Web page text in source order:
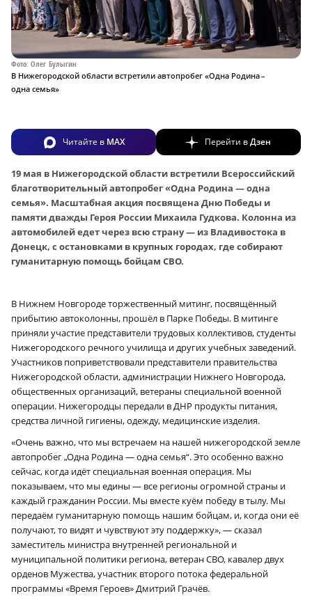
Фото: Олег Булыгин
В Нижегородской области встретили автопробег «Одна Родина –
одна семья»
Читайте в MAX Перейти вДзен
19 мая в Нижегородской области встретили Всероссийский
благотворительный автопробег «Одна Родина — одна
семья». Масштабная акция посвящена Дню Победы и
памяти дважды Героя России Михаила Гудкова. Колонна из
автомобилей едет через всю страну — из Владивостока в
Донецк, с остановками в крупных городах, где собирают
гуманитарную помощь бойцам СВО.
В Нижнем Новгороде торжественный митинг, посвящённый
прибытию автоколонны, прошёл в Парке Победы. В митинге
приняли участие представители трудовых коллективов, студенты
Нижегородского речного училища и других учебных заведений.
Участников поприветствовали представители правительства
Нижегородской области, администрации Нижнего Новгорода,
общественных организаций, ветераны специальной военной
операции. Нижегородцы передали в ДНР продукты питания,
средства личной гигиены, одежду, медицинские изделия.
«Очень важно, что мы встречаем на нашей нижегородской земле
автопробег „Одна Родина — одна семья“. Это особенно важно
сейчас, когда идёт специальная военная операция. Мы
показываем, что мы едины — все регионы огромной страны и
каждый гражданин России. Мы вместе куём победу в тылу. Мы
передаём гуманитарную помощь нашим бойцам, и, когда они её
получают, то видят и чувствуют эту поддержку», — сказал
заместитель министра внутренней региональной и
муниципальной политики региона, ветеран СВО, кавалер двух
орденов Мужества, участник второго потока федеральной
программы «Время Героев» Дмитрий Грачёв.